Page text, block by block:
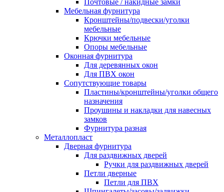
Почтовые / накидные замки
Мебельная фурнитура
Кронштейны/подвески/уголки
мебельные
Крючки мебельные
Опоры мебельные
Оконная фурнитура
Для деревянных окон
Для ПВХ окон
Сопутствующие товары
Пластины/кронштейны/уголки общего
назначения
Проушины и накладки для навесных
замков
Фурнитура разная
Металлопласт
Дверная фурнитура
Для раздвижных дверей
Ручки для раздвижных дверей
Петли дверные
Петли для ПВХ